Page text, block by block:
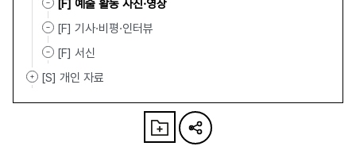
[F] 예술 활동 사진·영상
[F] 기사·비평·인터뷰
[F] 서신
[S] 개인 자료